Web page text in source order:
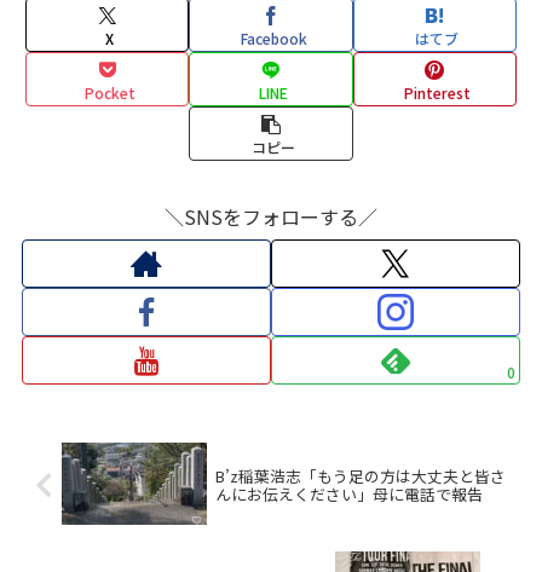
X Facebook はてブ
Pocket LINE Pinterest
コピー
＼SNSをフォローする／
0
B’z稲葉浩志「もう足の方は大丈夫と皆さ
んにお伝えください」母に電話で報告